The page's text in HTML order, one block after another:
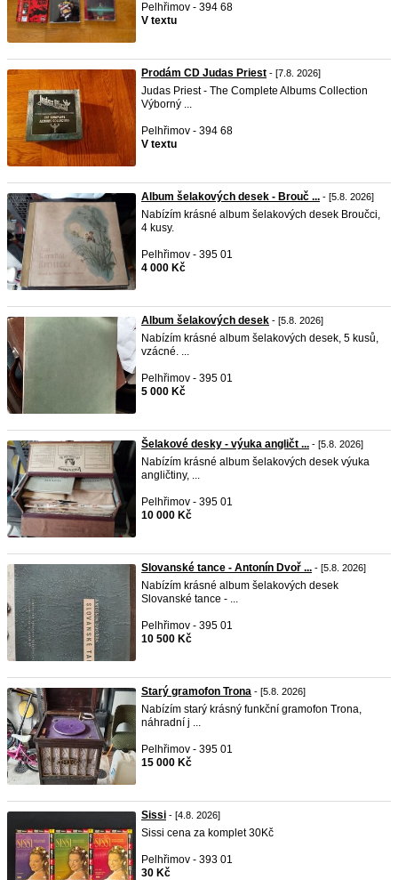
Pelhřimov - 394 68
V textu
Prodám CD Judas Priest - [7.8. 2026]
Judas Priest - The Complete Albums Collection
Výborný ...
Pelhřimov - 394 68
V textu
Album šelakových desek - Brouč ... - [5.8. 2026]
Nabízím krásné album šelakových desek Broučci,
4 kusy.
Pelhřimov - 395 01
4 000 Kč
Album šelakových desek - [5.8. 2026]
Nabízím krásné album šelakových desek, 5 kusů,
vzácné. ...
Pelhřimov - 395 01
5 000 Kč
Šelakové desky - výuka angličt ... - [5.8. 2026]
Nabízím krásné album šelakových desek výuka
angličtiny, ...
Pelhřimov - 395 01
10 000 Kč
Slovanské tance - Antonín Dvoř ... - [5.8. 2026]
Nabízím krásné album šelakových desek
Slovanské tance - ...
Pelhřimov - 395 01
10 500 Kč
Starý gramofon Trona - [5.8. 2026]
Nabízím starý krásný funkční gramofon Trona,
náhradní j ...
Pelhřimov - 395 01
15 000 Kč
Sissi - [4.8. 2026]
Sissi cena za komplet 30Kč
Pelhřimov - 393 01
30 Kč